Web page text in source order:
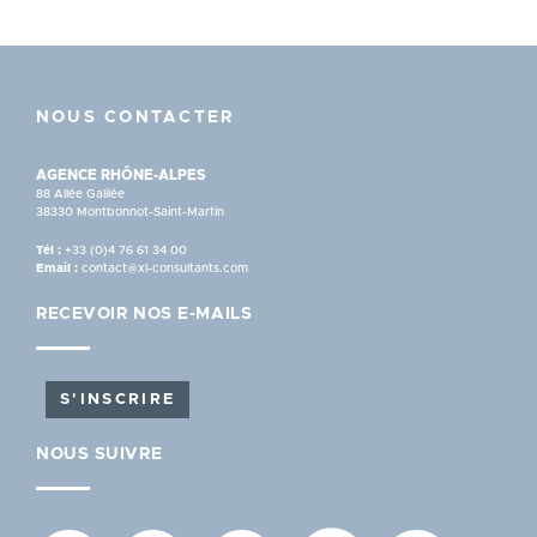
NOUS CONTACTER
AGENCE RHÔNE-ALPES
88 Allée Galilée
38330 Montbonnot-Saint-Martin
Tél : +33 (0)4 76 61 34 00
Email : contact@xl-consultants.com
RECEVOIR NOS E-MAILS
S'INSCRIRE
NOUS SUIVRE